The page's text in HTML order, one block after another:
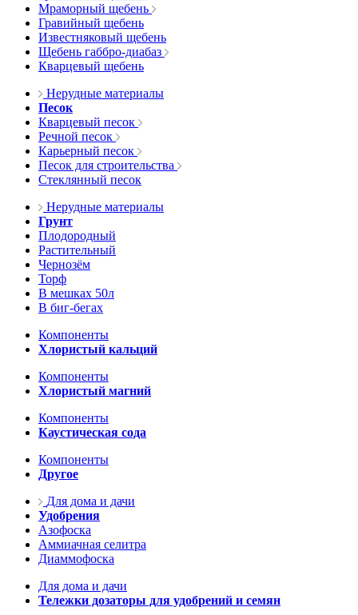
Мраморный щебень
Гравийный щебень
Известняковый щебень
Щебень габбро-диабаз
Кварцевый щебень
Нерудные материалы
Песок
Кварцевый песок
Речной песок
Карьерный песок
Песок для строительства
Стеклянный песок
Нерудные материалы
Грунт
Плодородный
Растительный
Чернозём
Торф
В мешках 50л
В биг-бегах
Компоненты
Хлористый кальций
Компоненты
Хлористый магний
Компоненты
Каустическая сода
Компоненты
Другое
Для дома и дачи
Удобрения
Азофоска
Аммиачная селитра
Диаммофоска
Для дома и дачи
Тележки дозаторы для удобрений и семян